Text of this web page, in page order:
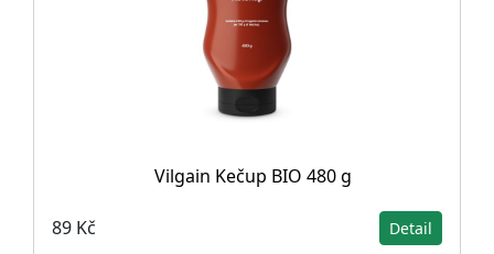
Vilgain Kečup BIO 480 g
89 Kč Detail